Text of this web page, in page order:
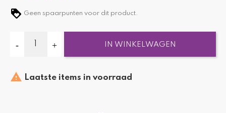
Geen spaarpunten voor dit product.
IN WINKELWAGEN
 Laatste items in voorraad